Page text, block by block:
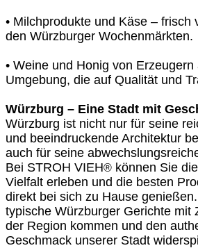
• Milchprodukte und Käse – frisch
den Würzburger Wochenmärkten.
• Weine und Honig von
Umgebung, die auf Qualität und
Würzburg – Eine Stadt mit
Würzburg ist nicht nur für seine
und beeindruckende Architektur
auch für seine
Bei STROH VIEH® können Sie
Vielfalt erleben und die besten
direkt bei sich zu Hause
typische Würzburger Gerichte mit
der Region kommen und den
Geschmack unserer Stadt